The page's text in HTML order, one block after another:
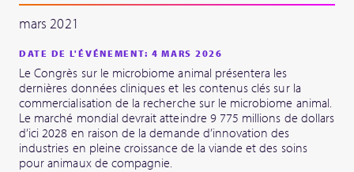
mars 2021
DATE DE L'ÉVÉNEMENT: 4 MARS 2026
Le Congrès sur le microbiome animal présentera les
dernières données cliniques et les contenus clés sur la
commercialisation de la recherche sur le microbiome animal.
Le marché mondial devrait atteindre 9 775 millions de dollars
d’ici 2028 en raison de la demande d’innovation des
industries en pleine croissance de la viande et des soins
pour animaux de compagnie.